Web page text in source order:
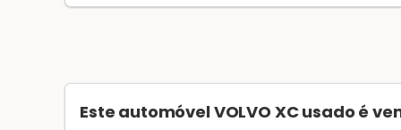
Este automóvel VOLVO XC usado é